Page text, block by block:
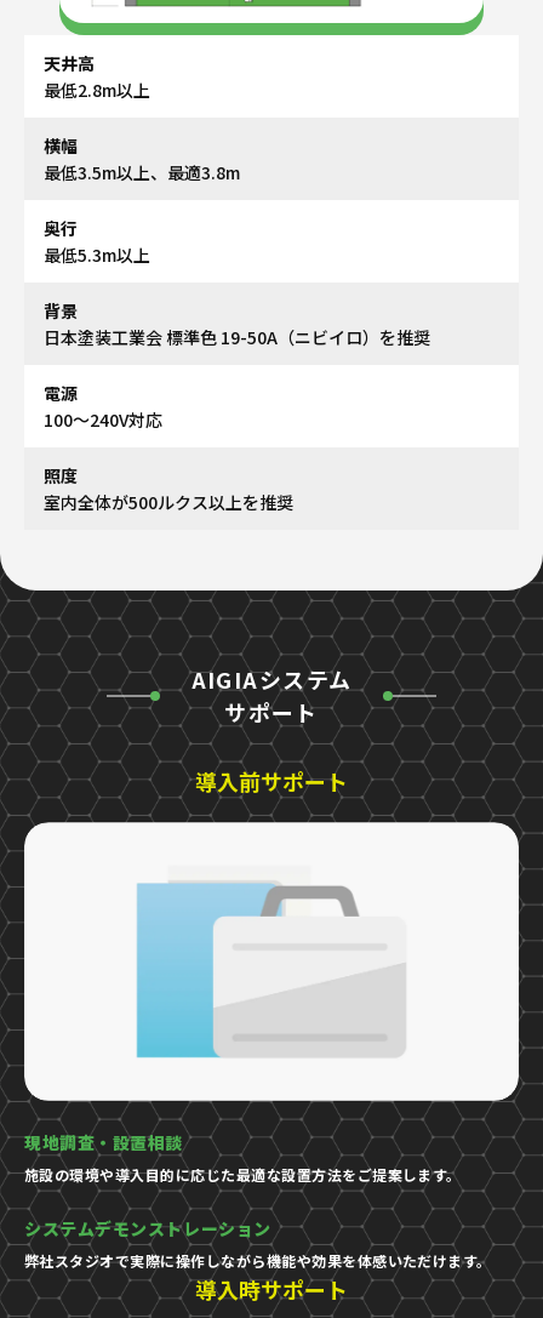
天井高
最低2.8m以上
横幅
最低3.5m以上、最適3.8m
奥行
最低5.3m以上
背景
日本塗装工業会 標準色 19-50A（ニビイロ）を推奨
電源
100〜240V対応
照度
室内全体が500ルクス以上を推奨
AIGIAシステム
サポート
導入前サポート
現地調査・設置相談
施設の環境や導入目的に応じた最適な設置方法をご提案します。
システムデモンストレーション
弊社スタジオで実際に操作しながら機能や効果を体感いただけます。
導入時サポート